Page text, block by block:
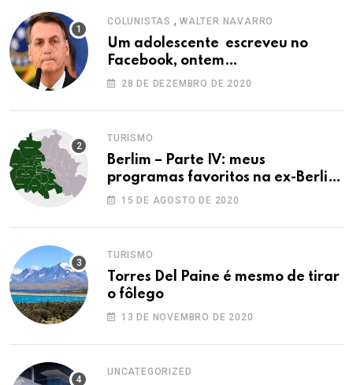
COLUNISTAS , WALTER NAVARRO
Um adolescente escreveu no
Facebook, ontem…
28 DE DEZEMBRO DE 2020
TURISMO
Berlim – Parte IV: meus
programas favoritos na ex-Berlim
Ocidental
15 DE AGOSTO DE 2020
TURISMO
Torres Del Paine é mesmo de tirar
o fôlego
13 DE NOVEMBRO DE 2020
UNCATEGORIZED